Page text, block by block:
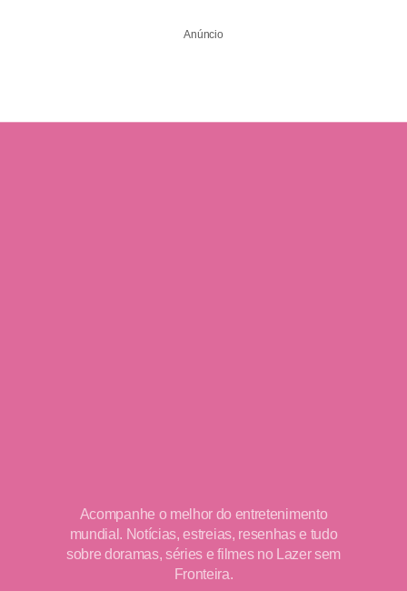
Anúncio
Acompanhe o melhor do entretenimento
mundial. Notícias, estreias, resenhas e tudo
sobre doramas, séries e filmes no Lazer sem
Fronteira.